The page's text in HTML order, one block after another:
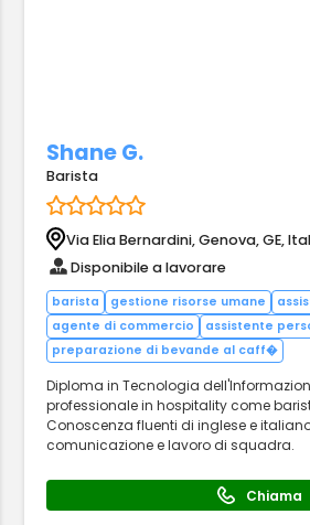
Shane G.
Barista
Via Elia Bernardini, Genova, GE,
Disponibile a lavorare
barista gestione risorse umane
agente di commercio
assistente
preparazione di bevande al caff�
Diploma in Tecnologia
professionale in hospitality come
Conoscenza fluenti di inglese e
comunicazione e lavoro di squadra.
Chiama